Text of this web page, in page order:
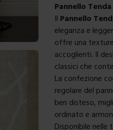
Pannello Tenda
Il Pannello
eleganza e
offre una
accoglienti. Il
classici che
La confezione
regolare del
ben disteso,
ordinato e
Disponibile nelle